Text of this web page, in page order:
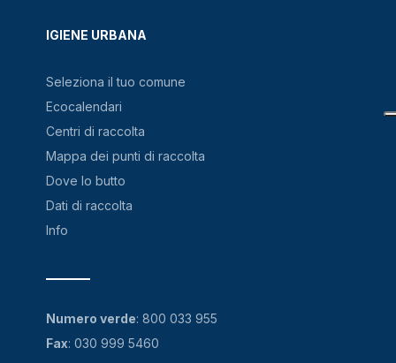
IGIENE URBANA
Seleziona il tuo comune
Ecocalendari
Centri di raccolta
Mappa dei punti di raccolta
Dove lo butto
Dati di raccolta
Info
Numero verde: 800 033 955
Fax: 030 999 5460